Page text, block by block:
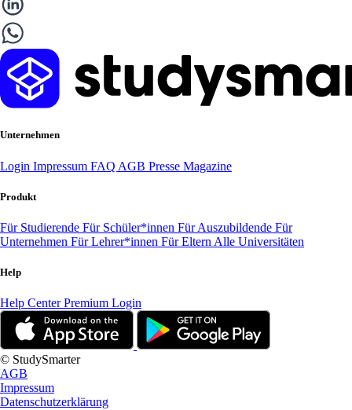
Unternehmen
Login Impressum FAQ AGB Presse Magazine
Produkt
Für Studierende Für Schüler*innen Für Auszubildende Für
Unternehmen Für Lehrer*innen Für Eltern Alle Universitäten
Help
Help CenterPremium Login
© StudySmarter
AGB
Impressum
Datenschutzerklärung